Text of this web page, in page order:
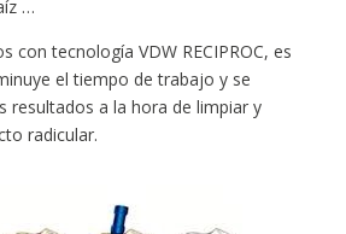
…
con tecnología VDW RECIPROC, es
el tiempo de trabajo y se
resultados a la hora de limpiar y
radicular.